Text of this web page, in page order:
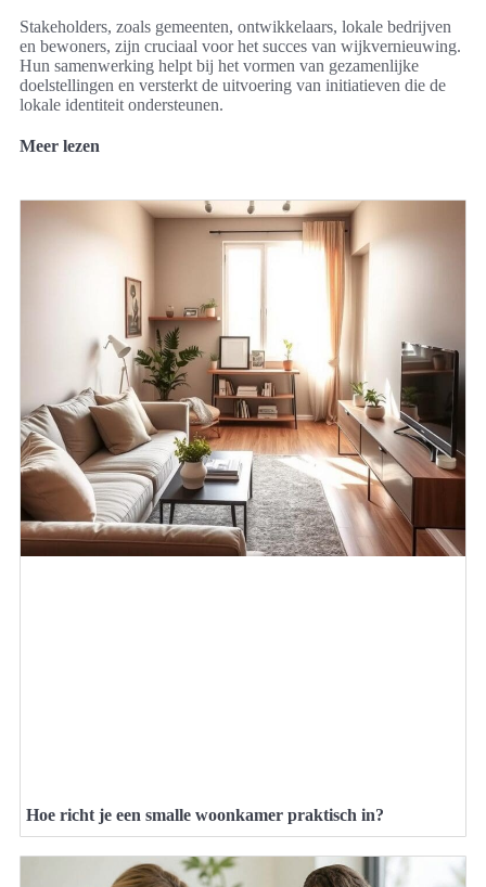
Stakeholders, zoals gemeenten, ontwikkelaars, lokale bedrijven
en bewoners, zijn cruciaal voor het succes van wijkvernieuwing.
Hun samenwerking helpt bij het vormen van gezamenlijke
doelstellingen en versterkt de uitvoering van initiatieven die de
lokale identiteit ondersteunen.
Meer lezen
Hoe richt je een smalle woonkamer praktisch in?